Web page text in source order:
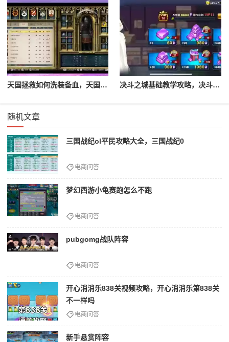
天国拯救如何洗装备血，天国拯救怎么洗衣服 决斗之城基础教学攻略，决斗之城教学攻略2111
随机文章
三国战纪ol平民攻略大全，三国战纪0
电商问答
梦幻西游小龟赛跑怎么不跑
电商问答
pubgomg战队阵容
电商问答
开心消消乐838关视频攻略，开心消消乐第838关
不一样吗
电商问答
新手悬赏阵容